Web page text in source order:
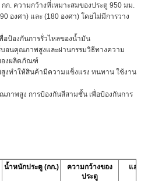
ก. ความกว้างที่เหมาะสมของประตู 950 มม.
องศา) และ (180 องศา) โดยไม่มีการวาง
ป้องกันการรั่วไหลของน้ำมัน
บอนคุณภาพสูงและผ่านกรรมวิธีทางความ
องผลิตภัณฑ์
งทำให้สินค้ามีความแข็งแรง ทนทาน ใช้งาน
ภาพสูง การป้องกันสีสามชั้น เพื่อป้องกันการ
น้ำหนักประตู (กก.)
ความกว้างของ
ประตู
แอ